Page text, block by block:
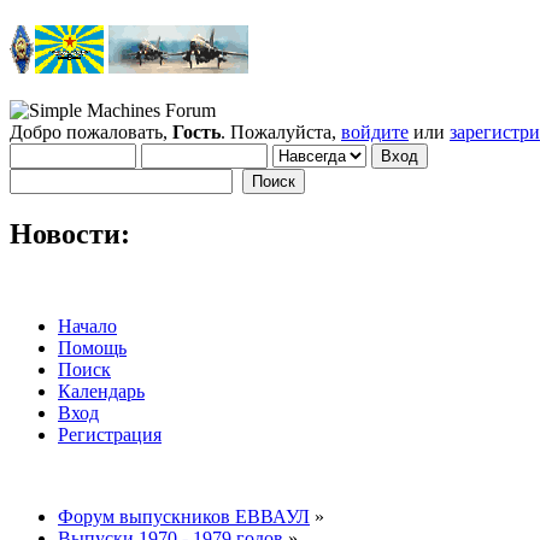
Добро пожаловать, Гость. Пожалуйста, войдите или
Новости:
Начало
Помощь
Поиск
Календарь
Вход
Регистрация
Форум выпускников ЕВВАУЛ »